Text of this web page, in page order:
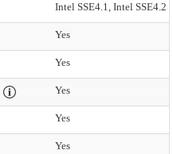
Intel SSE4.1, Intel SSE4.2
Yes
Yes
Yes
Yes
Yes